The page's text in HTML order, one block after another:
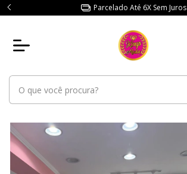
Parcelado Até 6X Sem Juros